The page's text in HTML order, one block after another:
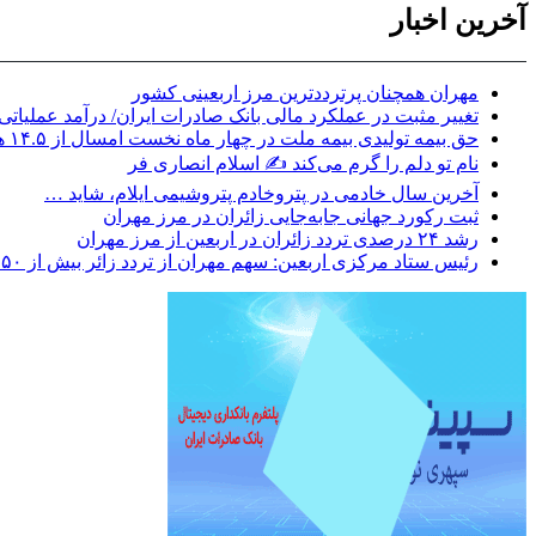
آخرین اخبار
مهران همچنان پرترددترین مرز اربعینی کشور
تغییر مثبت در عملکرد مالی بانک صادرات ایران/ درآمد عملیاتی ۸۰ درصد رشد
حق بیمه تولیدی بیمه ملت در چهار ماه نخست امسال از ۱۴.۵ همت گذشت/ رشد ۹۰ درصدی نسبت به مدت مشابه سال گذشته
نام تو دلم را گرم می‌کند ✍️ اسلام انصاری فر
آخرین سال خادمی در پتروخادم پتروشیمی ایلام، شاید …
ثبت رکورد جهانی جابه‌جایی زائران در مرز مهران
رشد ۲۴ درصدی تردد زائران در اربعین از مرز مهران
رئیس ستاد مرکزی اربعین: سهم مهران از تردد زائر بیش از ۵۰ درصد است